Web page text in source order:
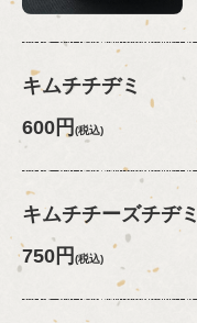
キムチチヂミ
600円 (税込)
キムチチーズチヂミ
750円 (税込)